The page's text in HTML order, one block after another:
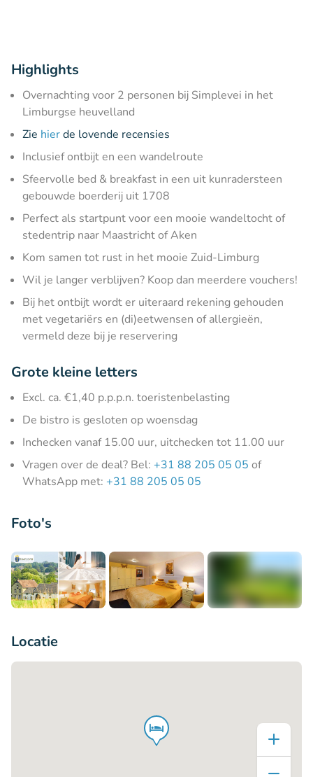
Highlights
Overnachting voor 2 personen bij Simplevei in het
Limburgse heuvelland
Zie hierde lovende recensies
Inclusief ontbijt en een wandelroute
Sfeervolle bed & breakfast in een uit kunradersteen
gebouwde boerderij uit 1708
Perfect als startpunt voor een mooie wandeltocht of
stedentrip naar Maastricht of Aken
Kom samen tot rust in het mooie Zuid-Limburg
Wil je langer verblijven? Koop dan meerdere vouchers!
Bij het ontbijt wordt er uiteraard rekening gehouden
met vegetariërs en (di)eetwensen of allergieën,
vermeld deze bij je reservering
Grote kleine letters
Excl. ca. €1,40 p.p.p.n. toeristenbelasting
De bistro is gesloten op woensdag
Inchecken vanaf 15.00 uur, uitchecken tot 11.00 uur
Vragen over de deal? Bel: +31 88 205 05 05 of
WhatsApp met: +31 88 205 05 05
Foto's
Locatie